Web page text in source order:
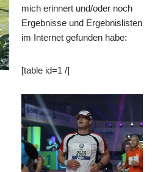
mich erinnert und/oder noch
Ergebnisse und Ergebnislisten
im Internet gefunden habe:
[table id=1 /]